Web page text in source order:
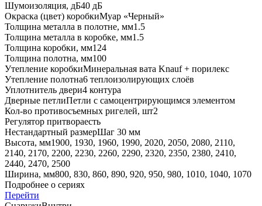
Шумоизоляция, дБ40 дБ
Окраска (цвет) коробкиМуар «Черный»
Толщина металла в полотне, мм1.5
Толщина металла в коробке, мм1.5
Толщина коробки, мм124
Толщина полотна, мм100
Утепление коробкиМинеральная вата Knauf + порилекс
Утепление полотна6 теплоизолирующих слоёв
Уплотнитель двери4 контура
Дверные петлиПетли с самоцентрирующимся элементом
Кол-во противосъемных ригелей, шт2
Регулятор притвораесть
Нестандартный размерШаг 30 мм
Высота, мм1900, 1930, 1960, 1990, 2020, 2050, 2080, 2110,
2140, 2170, 2200, 2230, 2260, 2290, 2320, 2350, 2380, 2410,
2440, 2470, 2500
Ширина, мм800, 830, 860, 890, 920, 950, 980, 1010, 1040, 1070
Подробнее о сериях
Перейти